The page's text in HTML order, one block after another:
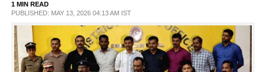
LIFESTYLE
SPIRITUAL
1 MIN READ
PUBLISHED: MAY 13, 2026 04:13 AM IST